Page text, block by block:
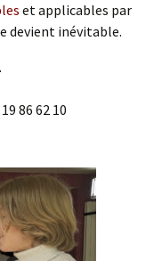
et applicables par
devient inévitable.
86 62 10